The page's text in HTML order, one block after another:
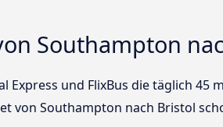
Southampton
Express und FlixBus die täglich
von Southampton nach Bristol